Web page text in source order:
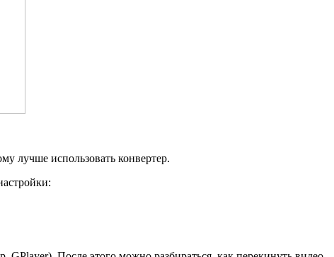
лучше использовать конвертер.